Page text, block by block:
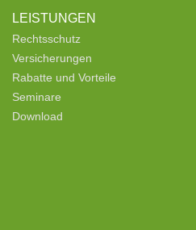
LEISTUNGEN
Rechtsschutz
Versicherungen
Rabatte und Vorteile
Seminare
Download